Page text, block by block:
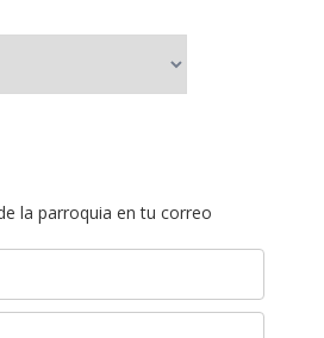
la parroquia en tu correo